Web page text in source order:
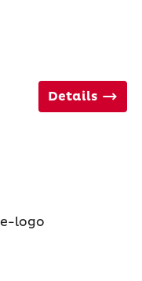
Details